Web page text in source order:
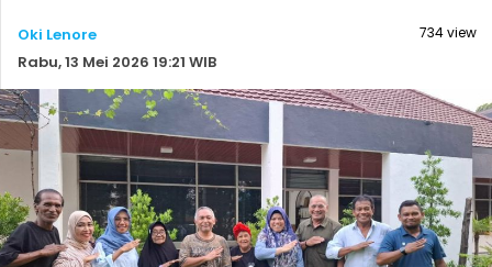
Oki Lenore
Rabu, 13 Mei 2026 19:21 WIB
734 view